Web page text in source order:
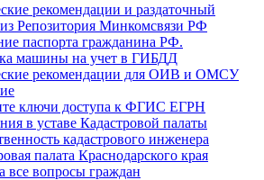
рекомендации и раздаточный
Репозитория Минкомсвязи РФ
паспорта гражданина РФ.
машины на учет в ГИБДД
рекомендации для ОИВ и ОМСУ
ключи доступа к ФГИС ЕГРН
в уставе Кадастровой палаты
кадастрового инженера
палата Краснодарского края
все вопросы граждан